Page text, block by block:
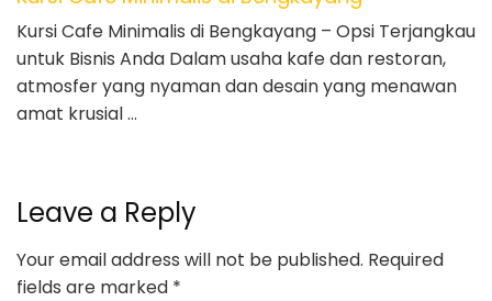
Kursi Cafe Minimalis di Bengkayang – Opsi Terjangkau
untuk Bisnis Anda Dalam usaha kafe dan restoran,
atmosfer yang nyaman dan desain yang menawan
amat krusial …
Leave a Reply
Your email address will not be published. Required
fields are marked *